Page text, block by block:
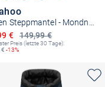
Damen Steppmantel - Mondnebel XIV
149,99 €
Preis
€
Preis (letzte 30 Tage):
€ -13%